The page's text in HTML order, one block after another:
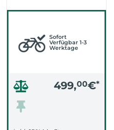
Sofort
Verfügbar 1-3
Werktage
499,00€*